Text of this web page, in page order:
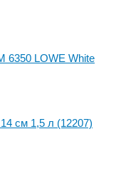
6350 LOWE White
см 1,5 л (12207)